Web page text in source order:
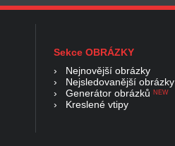
Sekce OBRÁZKY
› Nejnovější obrázky
› Nejsledovanější obrázky
› Generátor obrázků NEW
› Kreslené vtipy